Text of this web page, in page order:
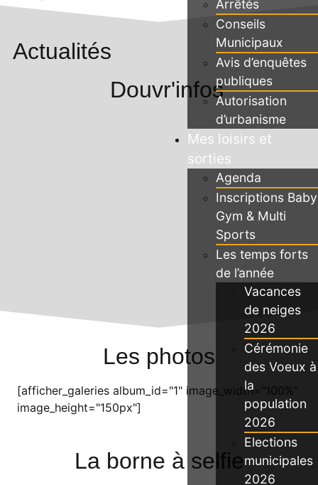
Arrêtés
Conseils
Municipaux
Avis d’enquêtes
publiques
Autorisation
d’urbanisme
Mes loisirs et
sorties
Agenda
Inscriptions Baby
Gym & Multi
Sports
Les temps forts
de l’année
Vacances
de neiges
2026
Cérémonie
des Voeux à
la
population
2026
Elections
municipales
2026
Actualités
Douvr'infos
Les photos
[afficher_galeries album_id="1" image_width="100%"
image_height="150px"]
La borne à selfie